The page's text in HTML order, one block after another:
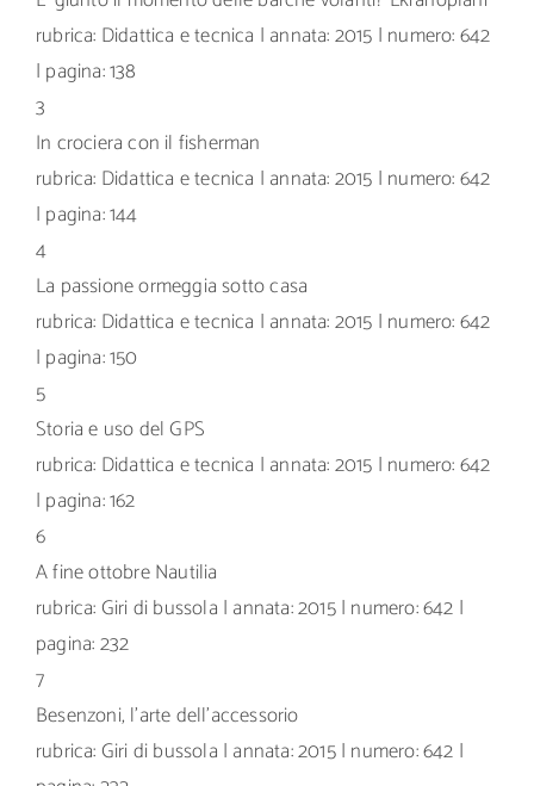
rubrica: Didattica e tecnica | annata: 2015 | numero: 642
| pagina: 138
3
In crociera con il fisherman
rubrica: Didattica e tecnica | annata: 2015 | numero: 642
| pagina: 144
4
La passione ormeggia sotto casa
rubrica: Didattica e tecnica | annata: 2015 | numero: 642
| pagina: 150
5
Storia e uso del GPS
rubrica: Didattica e tecnica | annata: 2015 | numero: 642
| pagina: 162
6
A fine ottobre Nautilia
rubrica: Giri di bussola | annata: 2015 | numero: 642 |
pagina: 232
7
Besenzoni, l’arte dell’accessorio
rubrica: Giri di bussola | annata: 2015 | numero: 642 |